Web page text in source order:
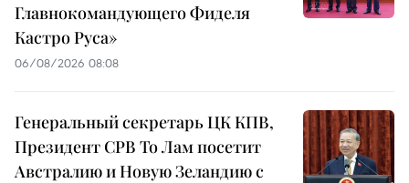
Главнокомандующего Фиделя
Кастро Руса»
06/08/2026 08:08
Генеральный секретарь ЦК КПВ,
Президент СРВ То Лам посетит
Австралию и Новую Зеландию с